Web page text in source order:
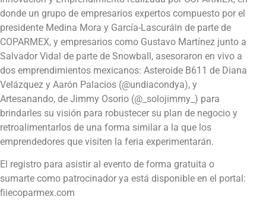
donde un grupo de empresarios expertos compuesto por el
presidente Medina Mora y García-Lascuráin de parte de
COPARMEX, y empresarios como Gustavo Martínez junto a
Salvador Vidal de parte de Snowball, asesoraron en vivo a
dos emprendimientos mexicanos: Asteroide B611 de Diana
Velázquez y Aarón Palacios (@undiacondya), y
Artesanando, de Jimmy Osorio (@_solojimmy_) para
brindarles su visión para robustecer su plan de negocio y
retroalimentarlos de una forma similar a la que los
emprendedores que visiten la feria experimentarán.
El registro para asistir al evento de forma gratuita o
sumarte como patrocinador ya está disponible en el portal:
fiiecoparmex.com